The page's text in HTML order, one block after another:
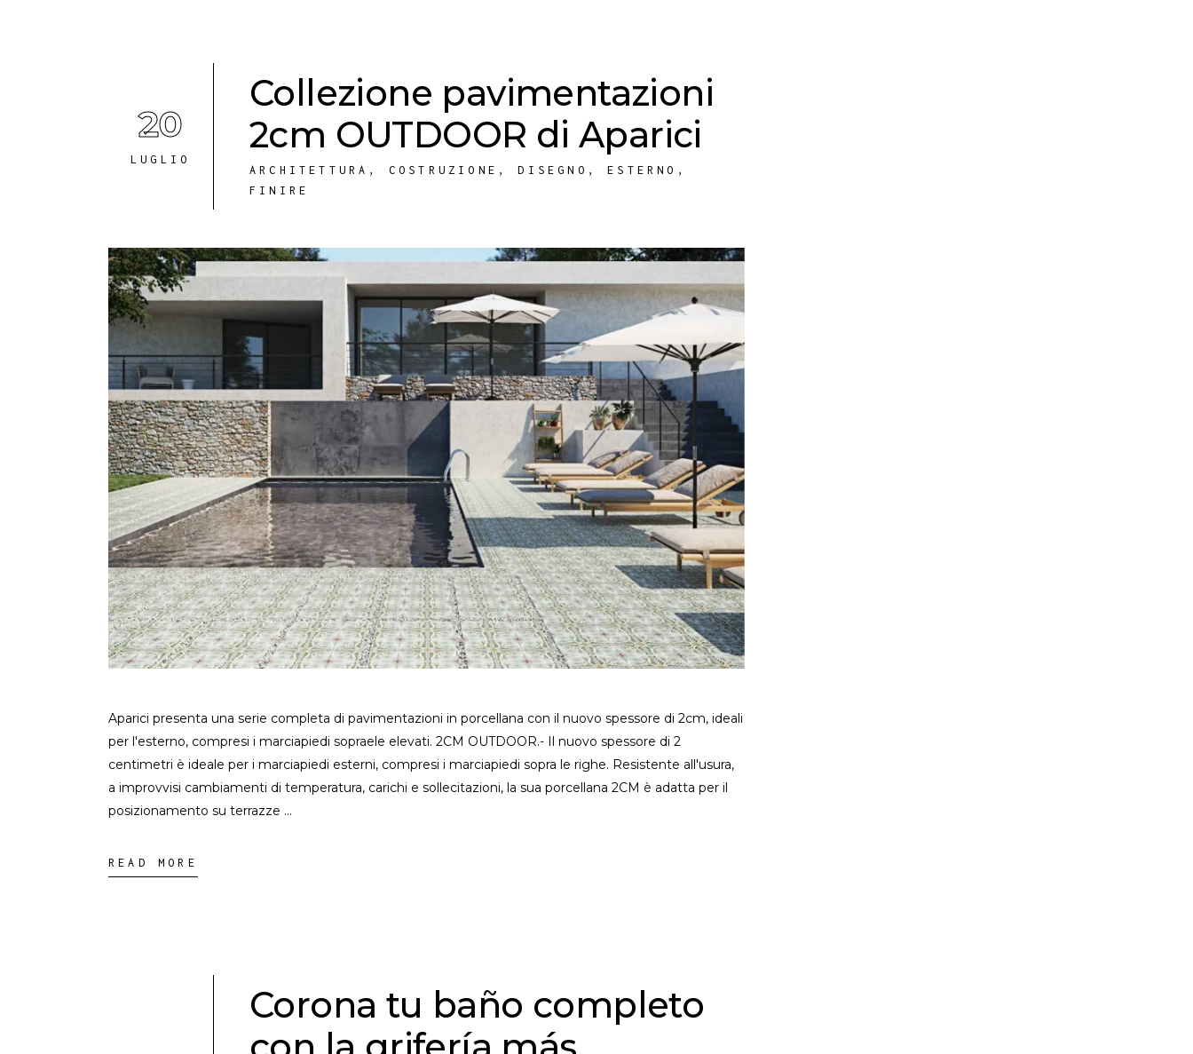
20
LUGLIO
Collezione pavimentazioni
2cm OUTDOOR di Aparici
ARCHITETTURA , COSTRUZIONE ,DISEGNO ,ESTERNO ,
FINIRE
Aparici presenta una serie completa di pavimentazioni in porcellana con il nuovo spessore di 2cm, ideali
per l'esterno, compresi i marciapiedi sopraele elevati. 2CM OUTDOOR.- Il nuovo spessore di 2
centimetri è ideale per i marciapiedi esterni, compresi i marciapiedi sopra le righe. Resistente all'usura,
a improvvisi cambiamenti di temperatura, carichi e sollecitazioni, la sua porcellana 2CM è adatta per il
posizionamento su terrazze
READ MORE
Corona tu baño completo